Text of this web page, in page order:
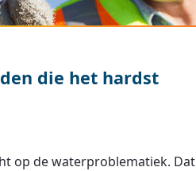
die het hardst
op de waterproblematiek. Dat